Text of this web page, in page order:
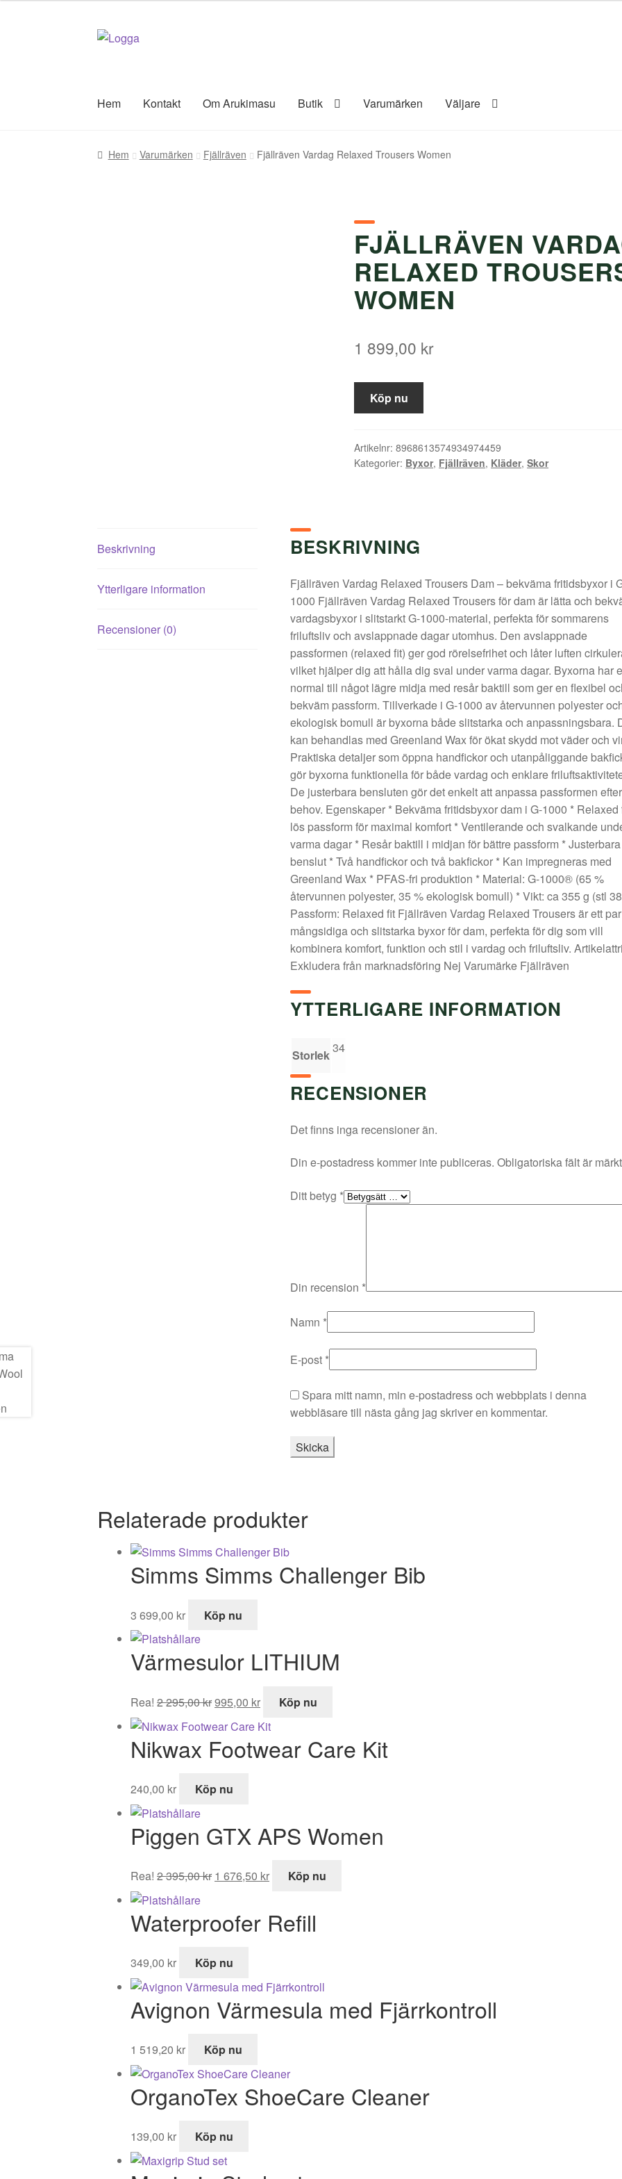
Hoppa
Hoppa
Hem Kontakt Om Arukimasu Butik Varumärken Väljare
Hem Varumärken Fjällräven Fjällräven Vardag Relaxed Trousers Women
FJÄLLRÄVEN
RELAXED
WOMEN
1 899,00 kr
Köp nu
Artikelnr:8968613574934974459
Kategorier: Byxor, Fjällräven, Kläder,Skor
Beskrivning
Ytterligare information
Recensioner (0)
BESKRIVNING
Fjällräven Vardag Relaxed Trousers Dam – bekväma fritidsbyxor i
1000 Fjällräven Vardag Relaxed Trousers för dam är lätta och
vardagsbyxor i slitstarkt G-1000-material, perfekta för sommarens
friluftsliv och avslappnade dagar utomhus. Den avslappnade
passformen (relaxed fit) ger god rörelsefrihet och låter luften
vilket hjälper dig att hålla dig sval under varma dagar. Byxorna har
normal till något lägre midja med resår baktill som ger en flexibel
bekväm passform. Tillverkade i G-1000 av återvunnen polyester
ekologisk bomull är byxorna både slitstarka och anpassningsbara.
kan behandlas med Greenland Wax för ökat skydd mot väder och
Praktiska detaljer som öppna handfickor och utanpåliggande
gör byxorna funktionella för både vardag och enklare
De justerbara bensluten gör det enkelt att anpassa passformen efter
behov. Egenskaper * Bekväma fritidsbyxor dam i G-1000 * Relaxed
lös passform för maximal komfort * Ventilerande och svalkande
varma dagar * Resår baktill i midjan för bättre passform * Justerbara
benslut * Två handfickor och två bakfickor * Kan impregneras med
Greenland Wax * PFAS-fri produktion * Material: G-1000® (65 %
återvunnen polyester, 35 % ekologisk bomull) * Vikt: ca 355 g (stl
Passform: Relaxed fit Fjällräven Vardag Relaxed Trousers är ett par
mångsidiga och slitstarka byxor för dam, perfekta för dig som vill
kombinera komfort, funktion och stil i vardag och friluftsliv.
Exkludera från marknadsföring Nej Varumärke Fjällräven
YTTERLIGARE INFORMATION
Storlek34
RECENSIONER
Det finns inga recensioner än.
Din e-postadress kommer inte publiceras. Obligatoriska fält är
Ditt betyg *
Din recension *
Namn *
E-post *
Spara mitt namn, min e-postadress och webbplats i denna
webbläsare till nästa gång jag skriver en kommentar.
Relaterade produkter
Simms Simms Challenger Bib
3 699,00 kr Köp nu
Värmesulor LITHIUM
Rea! 2 295,00kr
ursprungliga
priset
var:
995,00 kr
nuvarande
priset
är:
Köp nu
Nikwax Footwear Care Kit
240,00 kr Köp nu
Piggen GTX APS Women
Rea! 2 395,00kr
ursprungliga
var:
1 676,50 kr
nuvarande
är:
Köp nu
Waterproofer Refill
349,00 kr Köp nu
Avignon Värmesula med Fjärrkontroll
1 519,20 kr Köp nu
OrganoTex ShoeCare Cleaner
139,00 kr Köp nu